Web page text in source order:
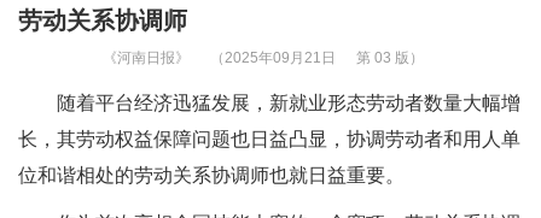
劳动关系协调师
《河南日报》 （2025年09月21日 第 03 版）
随着平台经济迅猛发展，新就业形态劳动者数量大幅增
长，其劳动权益保障问题也日益凸显，协调劳动者和用人单
位和谐相处的劳动关系协调师也就日益重要。